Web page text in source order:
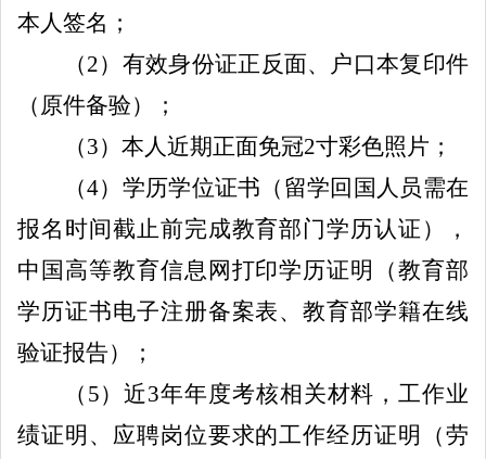
本人签名；
（2） 有效身份证正反面、户口本复印件
（原件备验）；
（3） 本人近期正面免冠2寸彩色照片；
（4）学历学位证书（ 留学回国人员需在
报名时间截止前完成教育部门学历认证）
，
中国高等教育信息网打印学历证明（教育部
学历证书电子注册备案表、教育部学籍在线
验证报告）；
（ 5）近3年年度考核相关材料，工作业
绩证明、 应聘岗位要求的工作经历证明（劳